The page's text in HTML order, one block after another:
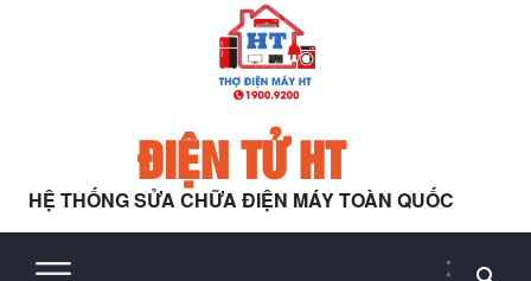
ĐIỆN TỬ HT
HỆ THỐNG SỬA CHỮA ĐIỆN MÁY TOÀN QUỐC